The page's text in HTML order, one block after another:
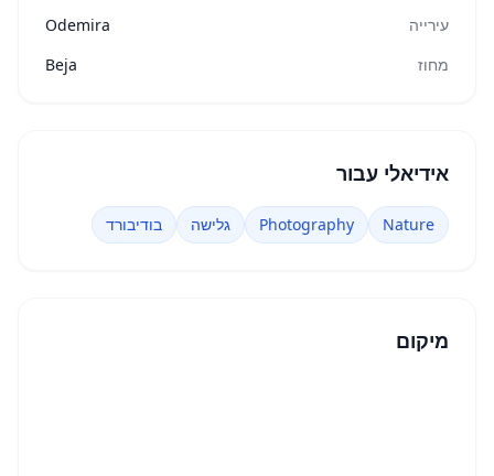
עירייה
Odemira
מחוז
Beja
אידיאלי עבור
Nature
Photography גלישה בודיבורד
מיקום